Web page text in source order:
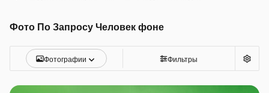
Фото По Запросу Человек фоне
Фотографии Фильтры